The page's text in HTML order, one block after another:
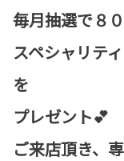
毎月抽選で８
スペシャリテ
を
プレゼント💕
ご来店頂き、